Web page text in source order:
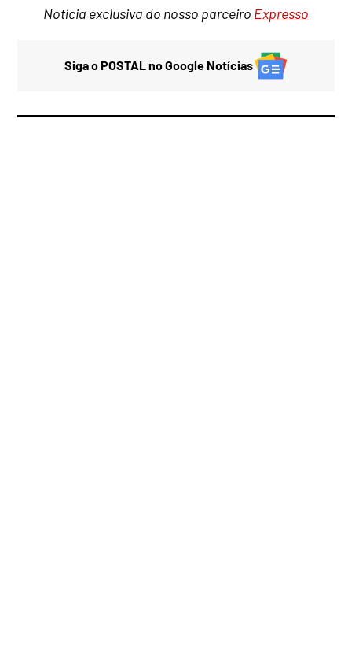
Notícia exclusiva do nosso parceiro Expresso
Siga o POSTAL no Google Notícias